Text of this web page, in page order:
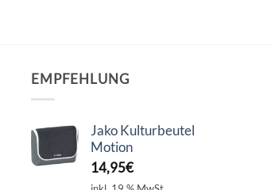
EMPFEHLUNG
Jako Kulturbeutel
Motion
14,95€